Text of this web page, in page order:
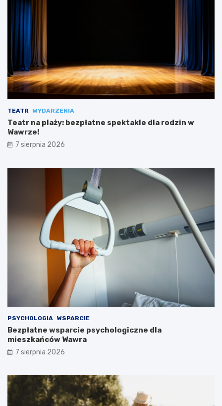
TEATR WYDARZENIA
Teatr na plaży: bezpłatne spektakle dla rodzin w
Wawrze!
7 sierpnia 2026
PSYCHOLOGIA WSPARCIE
Bezpłatne wsparcie psychologiczne dla
mieszkańców Wawra
7 sierpnia 2026